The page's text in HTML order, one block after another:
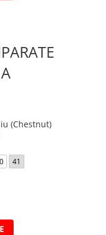
(Chestnut)
41